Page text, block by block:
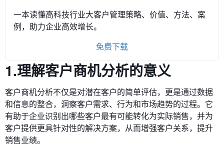
一本读懂高科技行业大客户管理策略、价值、方法、案
例，助力企业高效增长。
免费下载
1.理解客户商机分析的意义
客户商机分析不仅是对潜在客户的简单评估，更是通过数据
和信息的整合，洞察客户需求、行为和市场趋势的过程。它
有助于企业识别出哪些客户最有可能转化为实际销售，并为
客户提供更具针对性的解决方案，从而增强客户关系，提升
销售业绩。